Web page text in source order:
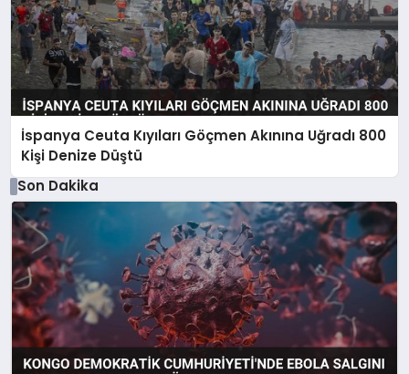
İspanya Ceuta Kıyıları Göçmen Akınına Uğradı 800
Kişi Denize Düştü
Son Dakika